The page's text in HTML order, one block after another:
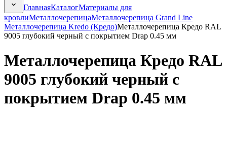
ГлавнаяКаталогМатериалы для
кровлиМеталлочерепицаМеталлочерепица Grand Line
Металлочерепица Kredo (Кредо)Металлочерепица Кредо RAL
9005 глубокий черный с покрытием Drap 0.45 мм
Металлочерепица Кредо RAL
9005 глубокий черный с
покрытием Drap 0.45 мм